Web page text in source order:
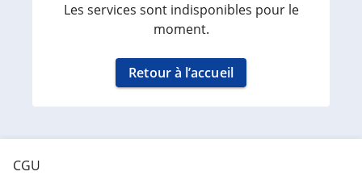
Les services sont indisponibles pour le
moment.
Retour à l’accueil
CGU